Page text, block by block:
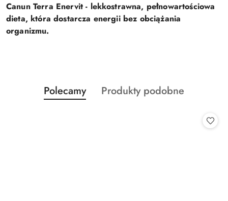
Canun Terra Enervit - lekkostrawna, pełnowartościowa
dieta, która dostarcza energii bez obciążania
organizmu.
Pomiń karuzelę produktów
Produkty
o
Polecamy
Produkty
Produkty podobne